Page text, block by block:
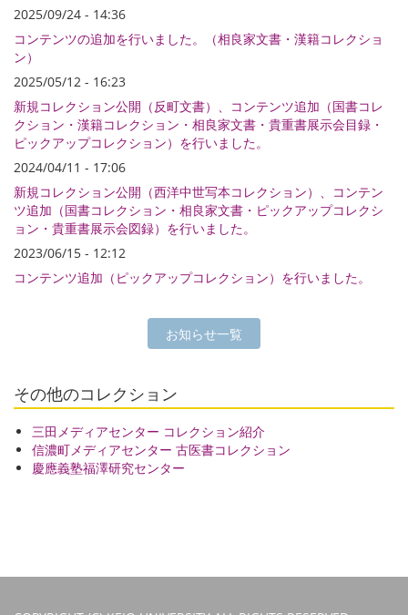
2025/09/24 - 14:36
コンテンツの追加を行いました。（相良家文書・漢籍コレクショ
ン）
2025/05/12 - 16:23
新規コレクション公開（反町文書）、コンテンツ追加（国書コレ
クション・漢籍コレクション・相良家文書・貴重書展示会目録・
ピックアップコレクション）を行いました。
2024/04/11 - 17:06
新規コレクション公開（西洋中世写本コレクション）、コンテン
ツ追加（国書コレクション・相良家文書・ピックアップコレクシ
ョン・貴重書展示会図録）を行いました。
2023/06/15 - 12:12
コンテンツ追加（ピックアップコレクション）を行いました。
お知らせ一覧
その他のコレクション
三田メディアセンター コレクション紹介
信濃町メディアセンター 古医書コレクション
慶應義塾福澤研究センター